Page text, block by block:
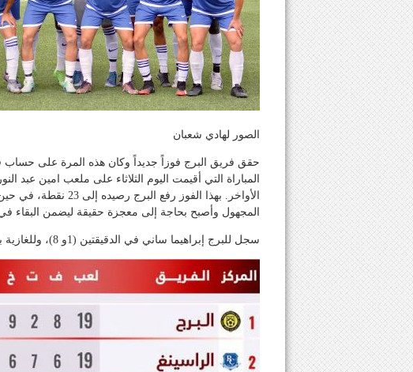
الصور لهادي شعبان
المباراة التي أقيمت اليوم الثلاثاء على ملعب امين عبد
الأواخر. بهذا الفوز
المجهول وأصبح بحاجة إلى معجزة حقيقة ليضمن البقاء
سجل للبرج إبراهيما ساني في الدقيقتين (1و 8)، وللغازية بيودوم يوسف أيندي في الدقيقة (32).